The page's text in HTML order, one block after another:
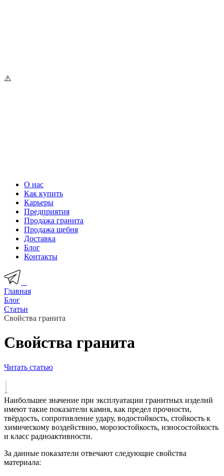
О нас
Как купить
Карьеры
Предприятия
Продажа гранита
Продажа щебня
Доставка
Блог
Контакты
Главная
Блог
Статьи
Свойства гранита
Свойства гранита
Читать статью
Наибольшее значение при эксплуатации гранитных изделий
имеют такие показатели камня, как предел прочности,
твёрдость, сопротивление удару, водостойкость, стойкость к
химическому воздействию, морозостойкость, износостойкость
и класс радиоактивности.
За данные показатели отвечают следующие свойства
материала: